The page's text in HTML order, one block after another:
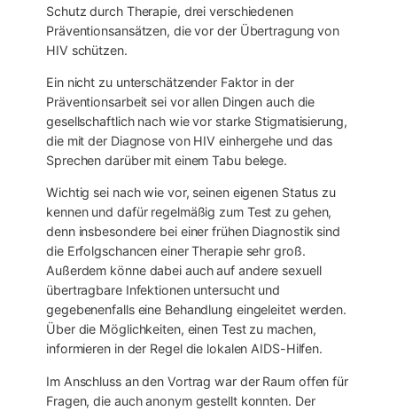
Schutz durch Therapie, drei verschiedenen
Präventionsansätzen, die vor der Übertragung von
HIV schützen.
Ein nicht zu unterschätzender Faktor in der
Präventionsarbeit sei vor allen Dingen auch die
gesellschaftlich nach wie vor starke Stigmatisierung,
die mit der Diagnose von HIV einhergehe und das
Sprechen darüber mit einem Tabu belege.
Wichtig sei nach wie vor, seinen eigenen Status zu
kennen und dafür regelmäßig zum Test zu gehen,
denn insbesondere bei einer frühen Diagnostik sind
die Erfolgschancen einer Therapie sehr groß.
Außerdem könne dabei auch auf andere sexuell
übertragbare Infektionen untersucht und
gegebenenfalls eine Behandlung eingeleitet werden.
Über die Möglichkeiten, einen Test zu machen,
informieren in der Regel die lokalen AIDS-Hilfen.
Im Anschluss an den Vortrag war der Raum offen für
Fragen, die auch anonym gestellt konnten. Der